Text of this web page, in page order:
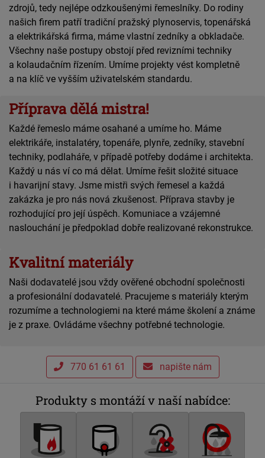
zdrojů, tedy nejlépe odzkoušenými řemeslníky. Do rodiny
našich firem patří tradiční pražský plynoservis, topenářská
a elektrikářská firma, máme vlastní zedníky a obkladače.
Všechny naše postupy obstojí před revizními techniky
a kolaudačním řízením. Umíme projekty vést kompletně
a na klíč ve vyšším uživatelském standardu.
Příprava dělá mistra!
Každé řemeslo máme osahané a umíme ho. Máme
elektrikáře, instalatéry, topenáře, plynře, zedníky, stavební
techniky, podlaháře, v případě potřeby dodáme i architekta.
Každý u nás ví co má dělat. Umíme řešit složité situace
i havarijní stavy. Jsme mistři svých řemesel a každá
zakázka je pro nás nová zkušenost. Příprava stavby je
rozhodující pro její úspěch. Komuniace a vzájemné
naslouchání je předpoklad dobře realizované rekonstrukce.
Kvalitní materiály
Naši dodavatelé jsou vždy ověřené obchodní společnosti
a profesionální dodavatelé. Pracujeme s materiály kterým
rozumíme a technologiemi na které máme školení a známe
je z praxe. Ovládáme všechny potřebné technologie.
770 61 61 61 napište nám
Produkty s montáží v naší nabídce: